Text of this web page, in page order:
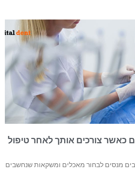
כאשר צורכים אותך לאחר טיפול
מנסים לבחור מאכלים ומשקאות שנחשבים